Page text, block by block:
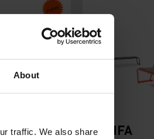
About
traffic. We also shareLINFA